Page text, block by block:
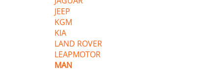
JEEP
KGM
KIA
LAND ROVER
LEAPMOTOR
MAN